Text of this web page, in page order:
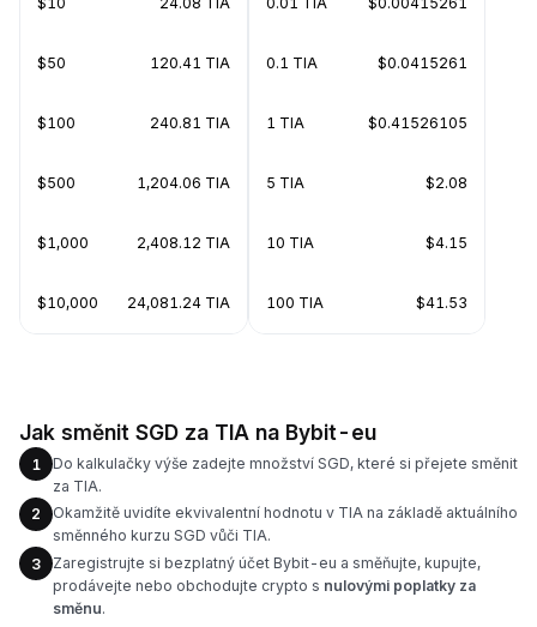
$50 120.41 TIA
$100 240.81 TIA
$500 1,204.06 TIA
$1,000 2,408.12 TIA
$10,000 24,081.24 TIA
0.1 TIA $0.0415261
1 TIA $0.41526105
5 TIA $2.08
10 TIA $4.15
100 TIA $41.53
Jak směnit SGD za TIA na Bybit-eu
1
Do kalkulačky výše zadejte množství SGD, které si přejete směnit
za TIA.
2
Okamžitě uvidíte ekvivalentní hodnotu v TIA na základě aktuálního
směnného kurzu SGD vůči TIA.
3
Zaregistrujte si bezplatný účet Bybit-eu a směňujte, kupujte,
prodávejte nebo obchodujte crypto s nulovými poplatky za
směnu.